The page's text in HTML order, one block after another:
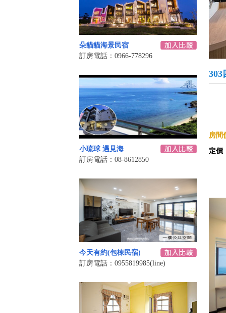
朵貓貓海景民宿
訂房電話：0966-778296
小琉球 遇見海
訂房電話：08-8612850
今天有約(包棟民宿)
訂房電話：0955819985(line)
303
房間
定價